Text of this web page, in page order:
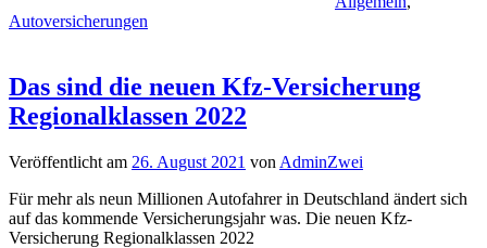
Autoversicherungen
Das sind die neuen Kfz-Versicherung
Regionalklassen 2022
Veröffentlicht am 26. August 2021 von AdminZwei
Für mehr als neun Millionen Autofahrer in Deutschland ändert sich
auf das kommende Versicherungsjahr was. Die neuen Kfz-
Versicherung Regionalklassen 2022